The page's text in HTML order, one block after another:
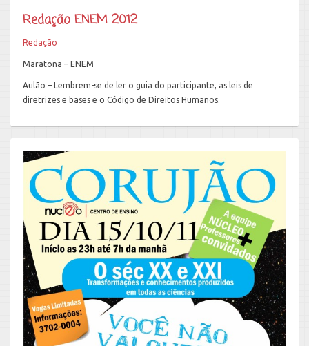
Redação ENEM 2012
Redação
Maratona – ENEM
Aulão – Lembrem-se de ler o guia do participante, as leis de
diretrizes e bases e o Código de Direitos Humanos.